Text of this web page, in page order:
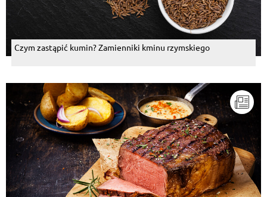
Czym zastąpić kumin? Zamienniki kminu rzymskiego